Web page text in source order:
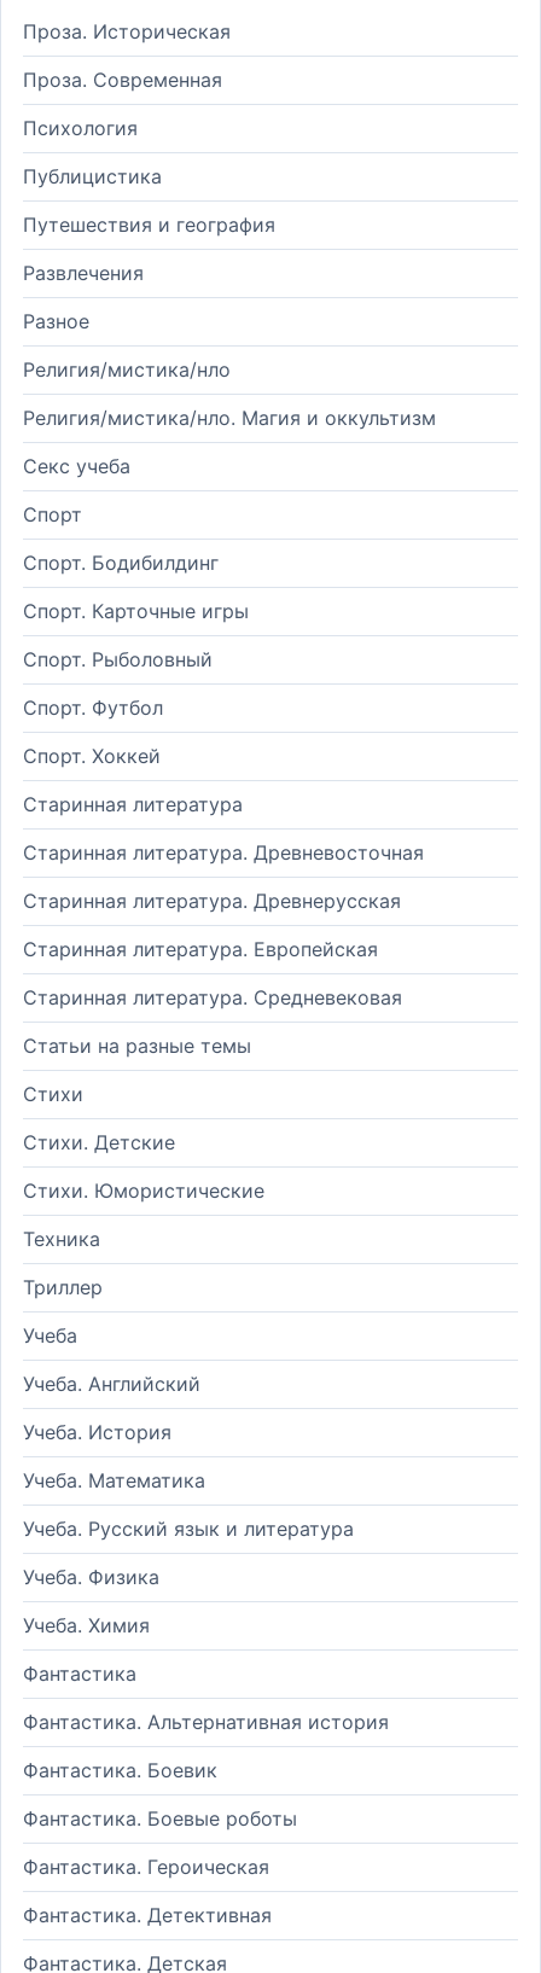
Проза. Историческая
Проза. Современная
Психология
Публицистика
Путешествия и география
Развлечения
Разное
Религия/мистика/нло
Религия/мистика/нло. Магия и оккультизм
Секс учеба
Спорт
Спорт. Бодибилдинг
Спорт. Карточные игры
Спорт. Рыболовный
Спорт. Футбол
Спорт. Хоккей
Старинная литература
Старинная литература. Древневосточная
Старинная литература. Древнерусская
Старинная литература. Европейская
Старинная литература. Средневековая
Статьи на разные темы
Стихи
Стихи. Детские
Стихи. Юмористические
Техника
Триллер
Учеба
Учеба. Английский
Учеба. История
Учеба. Математика
Учеба. Русский язык и литература
Учеба. Физика
Учеба. Химия
Фантастика
Фантастика. Альтернативная история
Фантастика. Боевик
Фантастика. Боевые роботы
Фантастика. Героическая
Фантастика. Детективная
Фантастика. Детская